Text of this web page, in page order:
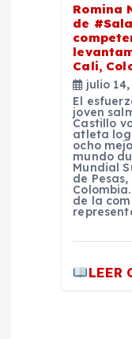
Romina
de
Cali,
julio 14,
El
joven
Castillo
atleta
ocho
mundo
Mundial
de
de la
LEER